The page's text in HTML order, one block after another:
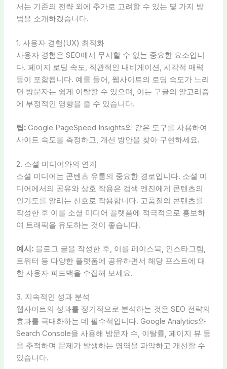
서는 기존의 전략 외에 추가로 고려할 수 있는 몇 가지 방
법을 소개하겠습니다.
1. 사용자 경험(UX) 최적화
사용자 경험은 SEO에서 무시할 수 없는 중요한 요소입니
다. 페이지 로딩 속도, 직관적인 내비게이션, 시각적 매력
등이 포함됩니다. 예를 들어, 웹사이트의 로딩 속도가 느리
면 방문자는 쉽게 이탈할 수 있으며, 이는 구글의 알고리즘
에 부정적인 영향을 줄 수 있습니다.
팁:Google PageSpeed Insights와 같은 도구를 사용하여
사이트 속도를 측정하고, 개선 방안을 찾아 구현하세요.
2. 소셜 미디어와의 연계
소셜 미디어는 콘텐츠 유통의 중요한 경로입니다. 소셜 미
디어에서의 공유와 상호 작용은 검색 엔진에게 콘텐츠의
인기도를 알리는 신호로 작용합니다. 고품질의 콘텐츠를
작성한 후 이를 소셜 미디어 플랫폼에 적극적으로 홍보하
여 트래픽을 유도하는 것이 좋습니다.
예시:블로그 글을 작성한 후, 이를 페이스북, 인스타그램,
트위터 등 다양한 플랫폼에 공유하면서 해당 포스트에 대
한 사용자 피드백을 수집해 보세요.
3. 지속적인 성과 분석
웹사이트의 성과를 정기적으로 분석하는 것은 SEO 전략의
효과를 극대화하는 데 필수적입니다. Google Analytics와
Search Console을 사용해 방문자 수, 이탈률, 페이지 뷰 등
을 추적하며 문제가 발생하는 영역을 파악하고 개선할 수
있습니다.